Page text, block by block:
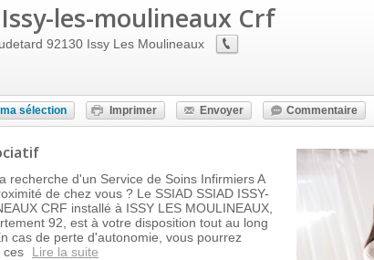
Issy-les-moulineaux Crf
92130 Issy Les Moulineaux
sélection Imprimer Envoyer Commentaire
recherche d'un Service de Soins Infirmiers A
de chez vous ? Le SSIAD SSIAD ISSY-
CRF installé à ISSY LES MOULINEAUX,
92, est à votre disposition tout au long
cas de perte d'autonomie, vous pourrez
ces
Lire la suite